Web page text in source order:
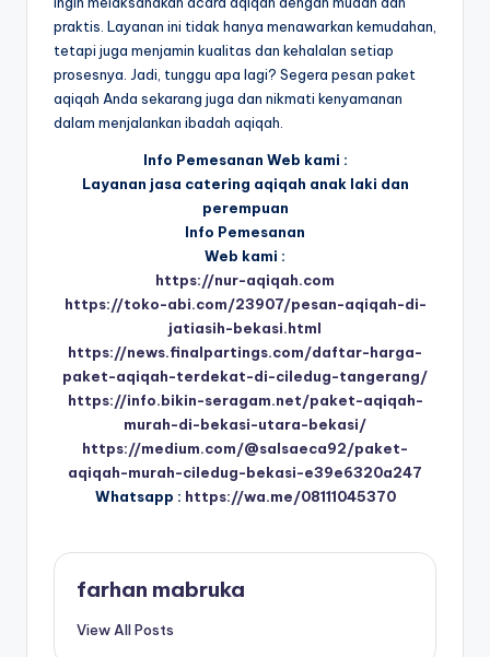
praktis. Layanan ini tidak hanya menawarkan kemudahan,
tetapi juga menjamin kualitas dan kehalalan setiap
prosesnya. Jadi, tunggu apa lagi? Segera pesan paket
aqiqah Anda sekarang juga dan nikmati kenyamanan
dalam menjalankan ibadah aqiqah.
Info Pemesanan Web kami :
Layanan jasa catering aqiqah anak laki dan
perempuan
Info Pemesanan
Web kami :
https://nur-aqiqah.com
https://toko-abi.com/23907/pesan-aqiqah-di-
jatiasih-bekasi.html
https://news.finalpartings.com/daftar-harga-
paket-aqiqah-terdekat-di-ciledug-tangerang/
https://info.bikin-seragam.net/paket-aqiqah-
murah-di-bekasi-utara-bekasi/
https://medium.com/@salsaeca92/paket-
aqiqah-murah-ciledug-bekasi-e39e6320a247
Whatsapp : https://wa.me/08111045370
farhan mabruka
View All Posts